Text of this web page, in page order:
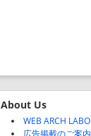
About Us
WEB ARCH
広告掲載のご案内